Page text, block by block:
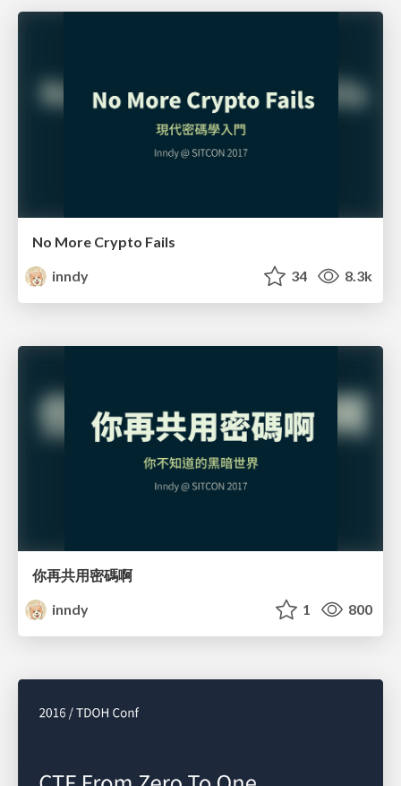
No More Crypto Fails
inndy
34 8.3k
你再共用密碼啊
inndy
1 800